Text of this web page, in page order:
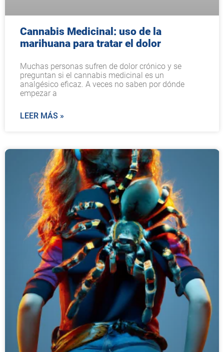
Cannabis Medicinal: uso de la
marihuana para tratar el dolor
Muchas personas sufren de dolor crónico y se
preguntan si el cannabis medicinal es un
analgésico eficaz. A veces no saben por dónde
empezar a
LEER MÁS »